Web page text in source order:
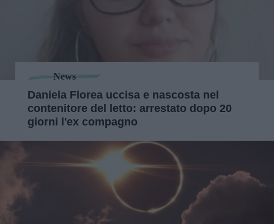
News
Daniela Florea uccisa e nascosta nel
contenitore del letto: arrestato dopo 20
giorni l'ex compagno